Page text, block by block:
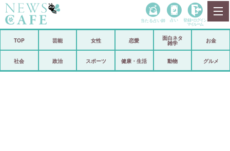
政治
当たる占い師 占い 登録• ログイン
マイルーム
TOP 芸能 女性 恋愛
面白ネタ
雑学
お金
社会 政治 スポーツ 健康・生活 動物 グルメ